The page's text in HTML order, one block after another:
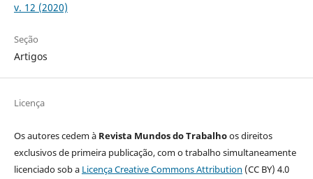
v. 12 (2020)
Seção
Artigos
Licença
Os autores cedem à Revista Mundos do Trabalhoos direitos
exclusivos de primeira publicação, com o trabalho simultaneamente
licenciado sob a Licença Creative Commons Attribution (CC BY) 4.0